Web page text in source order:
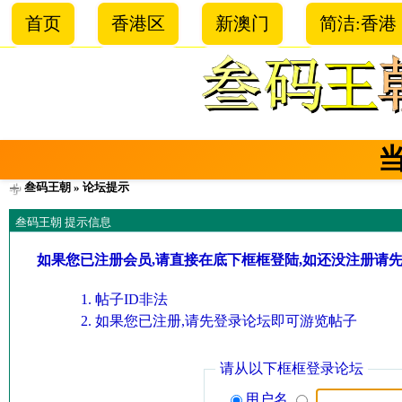
首页 香港区 新澳门 简洁:香港
叁码王朝 » 论坛提示
叁码王朝 提示信息
如果您已注册会员,请直接在底下框框登陆,如还没注册请
帖子ID非法
如果您已注册,请先登录论坛即可游览帖子
请从以下框框登录论坛
用户名